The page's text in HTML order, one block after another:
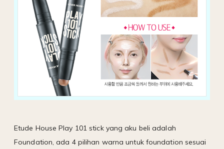
Etude House Play 101 stick yang aku beli adalah
Foundation, ada 4 pilihan warna untuk foundation sesuai